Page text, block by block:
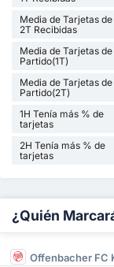
Media de Tarjetas de
2T Recibidas
Media de Tarjetas de
Partido(1T)
Media de Tarjetas de
Partido(2T)
1H Tenía más % de
tarjetas
2H Tenía más % de
tarjetas
¿Quién
Offenbacher FC